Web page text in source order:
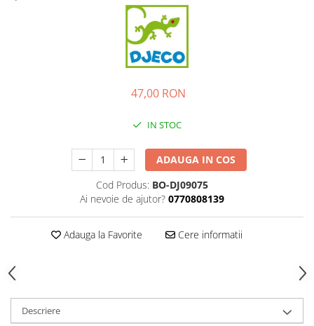
47,00 RON
IN STOC
ADAUGA IN COS
Cod Produs: BO-DJ09075
Ai nevoie de ajutor? 0770808139
Adauga la Favorite Cere informatii
Descriere